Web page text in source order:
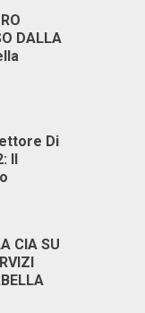
DALLA
Di
Il
CIA SU